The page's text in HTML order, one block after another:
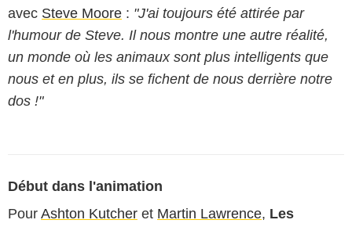
avec Steve Moore : "J'ai toujours été attirée par
l'humour de Steve. Il nous montre une autre réalité,
un monde où les animaux sont plus intelligents que
nous et en plus, ils se fichent de nous derrière notre
dos !"
Début dans l'animation
Pour Ashton Kutcher et Martin Lawrence, Les